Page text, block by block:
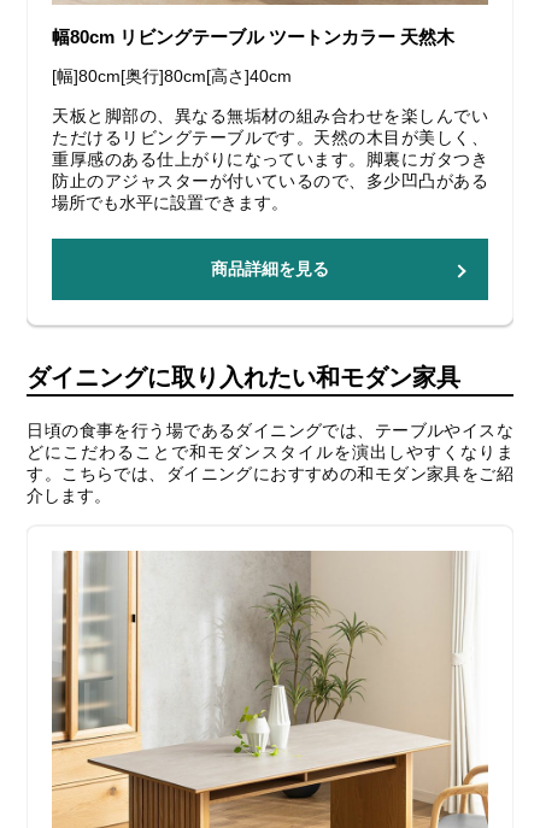
幅80cm リビングテーブル ツートンカラー 天然木
[幅]80cm[奥行]80cm[高さ]40cm
天板と脚部の、異なる無垢材の組み合わせを楽しんでい
ただけるリビングテーブルです。天然の木目が美しく、
重厚感のある仕上がりになっています。脚裏にガタつき
防止のアジャスターが付いているので、多少凹凸がある
場所でも水平に設置できます。
商品詳細を見る
ダイニングに取り入れたい和モダン家具
日頃の食事を行う場であるダイニングでは、テーブルやイスな
どにこだわることで和モダンスタイルを演出しやすくなりま
す。こちらでは、ダイニングにおすすめの和モダン家具をご紹
介します。